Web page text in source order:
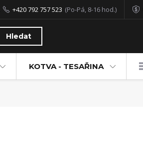
Hledat
+420 792 757 523 (Po-Pá, 8-16 hod.)
KOTVA - TESAŘINA